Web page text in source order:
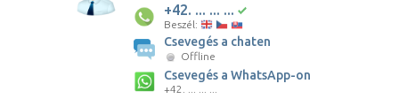
+42. ... ... ...
Beszél:
Csevegés a chaten
Offline
Csevegés a WhatsApp-on
+42. ... ... ...